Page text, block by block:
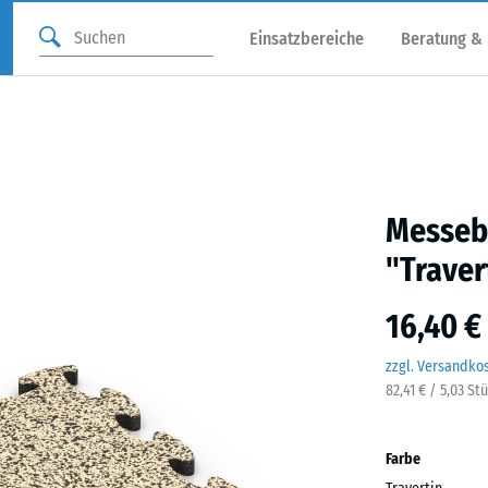
Einsatzbereiche Beratung &
16,40
zzgl.
82,41 € / 5,03
Farbe